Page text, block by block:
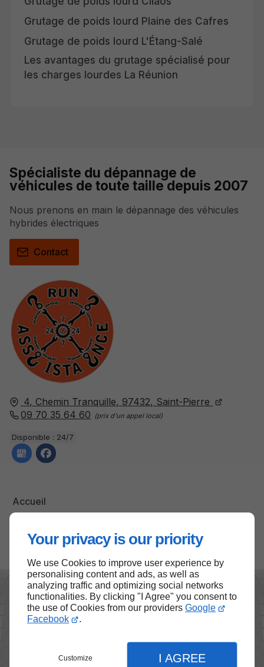
Your privacy is our priority
We use Cookies to improve user experience by
personalising content and ads, as well as
analyzing traffic and optimizing social networks
functionalities. By clicking "I Agree" you consent to
the use of Cookies from our providers Google
Facebook
.
Customize I AGREE
Grutage de poids lourd Plaine des Cafres
Grutage de poids lourd L'Étang-Salé
Les avantages du grutage spécialisé pour
les charges lourdes La Réunion
4, Chemin Tranquille, 97432, Saint-Pierre
09 70 35 64 60
Disponible : 24/7
Accueil
Mentions légales
Plan du site
Spécialiste du dépannage de
véhicules de toute taille depuis 2007
Nous prenons en main le dépannage des véhicules
hybrides électriques
Contact
Haut de page